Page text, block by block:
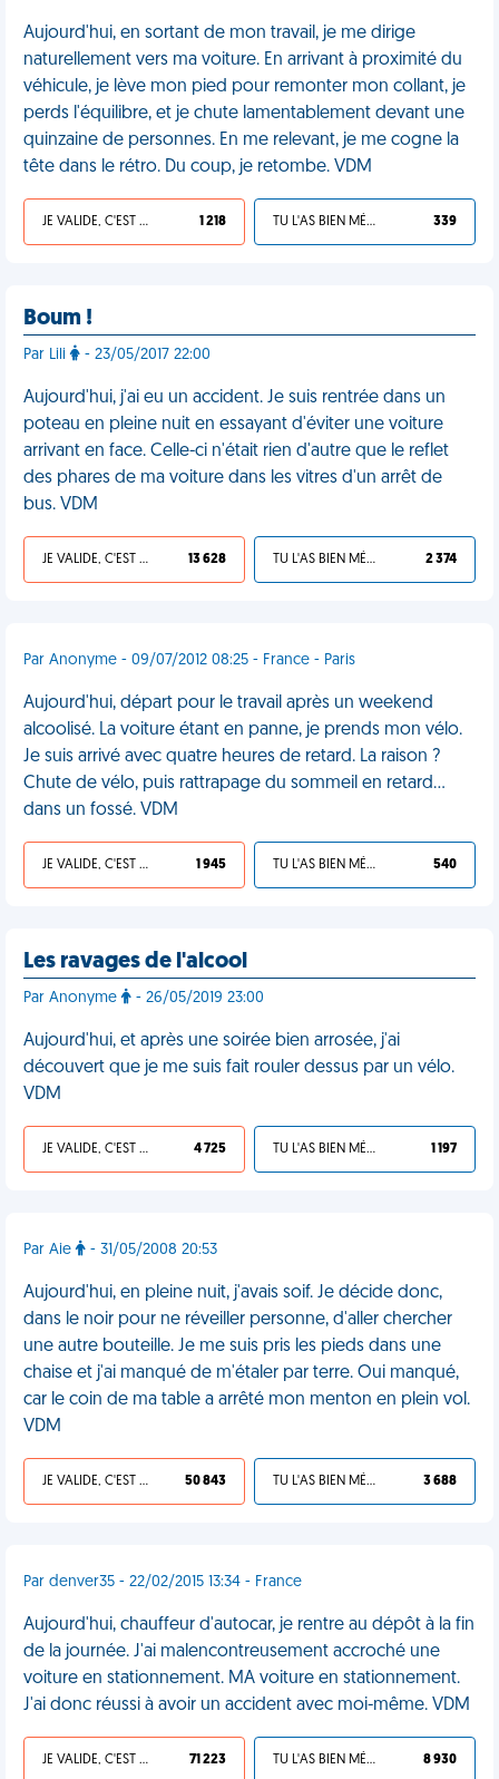
Aujourd'hui, en sortant de mon travail, je me dirige
naturellement vers ma voiture. En arrivant à proximité du
véhicule, je lève mon pied pour remonter mon collant, je
perds l'équilibre, et je chute lamentablement devant une
quinzaine de personnes. En me relevant, je me cogne la
tête dans le rétro. Du coup, je retombe. VDM
JE VALIDE, C'EST UNE VDM 1 218 TU L'AS BIEN MÉRITÉ 339
Boum !
Par Lili - 23/05/2017 22:00
Aujourd'hui, j'ai eu un accident. Je suis rentrée dans un
poteau en pleine nuit en essayant d'éviter une voiture
arrivant en face. Celle-ci n'était rien d'autre que le reflet
des phares de ma voiture dans les vitres d'un arrêt de
bus. VDM
JE VALIDE, C'EST UNE VDM 13 628 TU L'AS BIEN MÉRITÉ 2 374
Par Anonyme - 09/07/2012 08:25 - France - Paris
Aujourd'hui, départ pour le travail après un weekend
alcoolisé. La voiture étant en panne, je prends mon vélo.
Je suis arrivé avec quatre heures de retard. La raison ?
Chute de vélo, puis rattrapage du sommeil en retard...
dans un fossé. VDM
JE VALIDE, C'EST UNE VDM 1 945 TU L'AS BIEN MÉRITÉ 540
Les ravages de l'alcool
Par Anonyme - 26/05/2019 23:00
Aujourd'hui, et après une soirée bien arrosée, j'ai
découvert que je me suis fait rouler dessus par un vélo.
VDM
JE VALIDE, C'EST UNE VDM 4 725 TU L'AS BIEN MÉRITÉ 1 197
Par Aie - 31/05/2008 20:53
Aujourd'hui, en pleine nuit, j'avais soif. Je décide donc,
dans le noir pour ne réveiller personne, d'aller chercher
une autre bouteille. Je me suis pris les pieds dans une
chaise et j'ai manqué de m'étaler par terre. Oui manqué,
car le coin de ma table a arrêté mon menton en plein vol.
VDM
JE VALIDE, C'EST UNE VDM 50 843 TU L'AS BIEN MÉRITÉ 3 688
Par denver35 - 22/02/2015 13:34 - France
Aujourd'hui, chauffeur d'autocar, je rentre au dépôt à la fin
de la journée. J'ai malencontreusement accroché une
voiture en stationnement. MA voiture en stationnement.
J'ai donc réussi à avoir un accident avec moi-même. VDM
JE VALIDE, C'EST UNE VDM 71 223 TU L'AS BIEN MÉRITÉ 8 930